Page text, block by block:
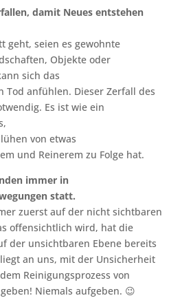
damit Neues entstehen
geht, seien es gewohnte
Objekte oder
sich das
Tod anfühlen. Dieser Zerfall des
Es ist wie ein
von etwas
und Reinerem zu Folge hat.
immer in
statt.
zuerst auf der nicht sichtbaren
offensichtlich wird, hat die
der unsichtbaren Ebene bereits
an uns, mit der Unsicherheit
Reinigungsprozess von
Niemals aufgeben. 😉